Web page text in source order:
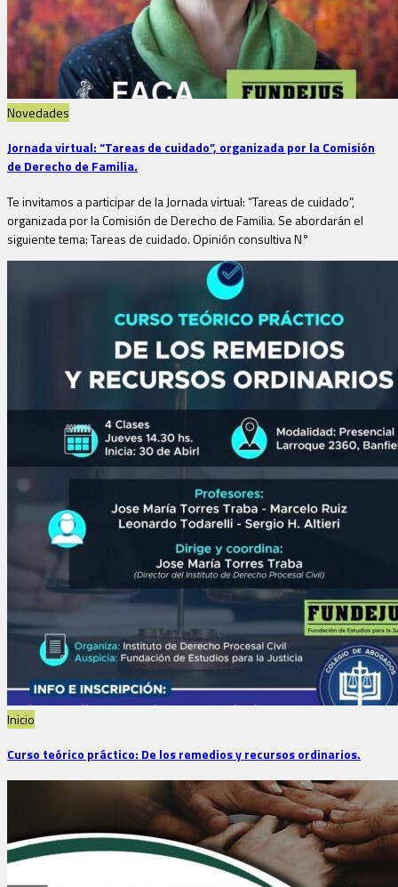
Novedades
Jornada virtual: “Tareas de cuidado”, organizada por la Comisión
de Derecho de Familia.
Te invitamos a participar de la Jornada virtual: “Tareas de cuidado”,
organizada por la Comisión de Derecho de Familia. Se abordarán el
siguiente tema: Tareas de cuidado. Opinión consultiva N°
Inicio
Curso teórico práctico: De los remedios y recursos ordinarios.